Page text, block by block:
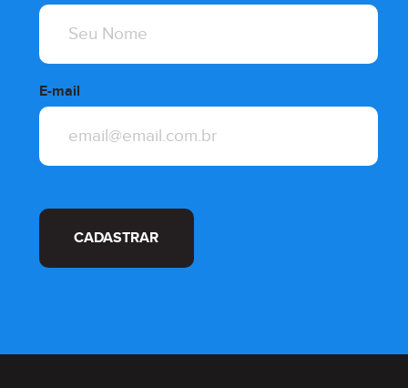
E-mail
CADASTRAR